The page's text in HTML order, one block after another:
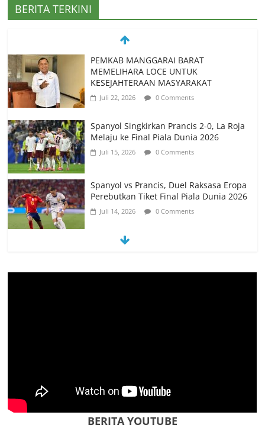
BERITA TERKINI
PEMKAB MANGGARAI BARAT
MEMELIHARA LOCE UNTUK
KESEJAHTERAAN MASYARAKAT
Juli 22, 2026 0 Comments
Spanyol Singkirkan Prancis 2-0, La Roja
Melaju ke Final Piala Dunia 2026
Juli 15, 2026 0 Comments
Spanyol vs Prancis, Duel Raksasa Eropa
Perebutkan Tiket Final Piala Dunia 2026
Juli 14, 2026 0 Comments
Memanfaatkan Artificial Intelligence
“Loce” di Manggarai Barat, Diusulkan
Jadi Warisan Budaya Takbenda
Juli 26, 2026 0 Comments
BERITA YOUTUBE